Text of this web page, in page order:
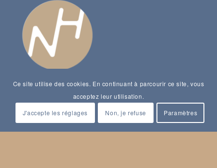
Ce site utilise des cookies. En continuant à parcourir ce site, vous
acceptez leur utilisation.
J'accepte les réglages Non, je refuse Paramètres